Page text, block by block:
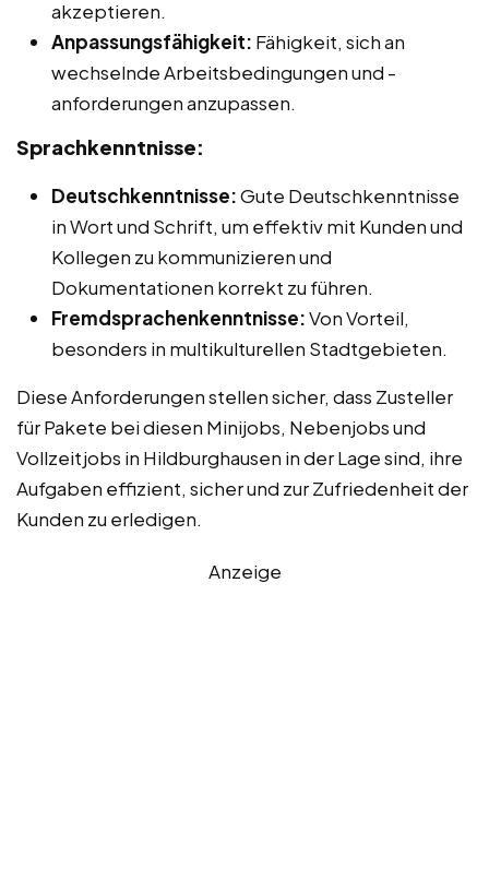
akzeptieren.
Anpassungsfähigkeit: Fähigkeit, sich an
wechselnde Arbeitsbedingungen und -
anforderungen anzupassen.
Sprachkenntnisse:
Deutschkenntnisse:Gute Deutschkenntnisse
in Wort und Schrift, um effektiv mit Kunden und
Kollegen zu kommunizieren und
Dokumentationen korrekt zu führen.
Fremdsprachenkenntnisse:Von Vorteil,
besonders in multikulturellen Stadtgebieten.
Diese Anforderungen stellen sicher, dass Zusteller
für Pakete bei diesen Minijobs, Nebenjobs und
Vollzeitjobs in Hildburghausen in der Lage sind, ihre
Aufgaben effizient, sicher und zur Zufriedenheit der
Kunden zu erledigen.
Anzeige